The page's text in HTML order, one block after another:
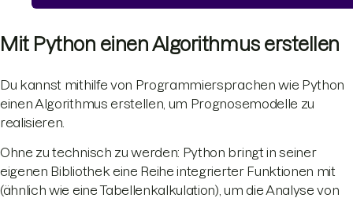
Mit Python einen Algorithmus erstellen
Du kannst mithilfe von Programmiersprachen wie Python
einen Algorithmus erstellen, um Prognosemodelle zu
realisieren.
Ohne zu technisch zu werden: Python bringt in seiner
eigenen Bibliothek eine Reihe integrierter Funktionen mit
(ähnlich wie eine Tabellenkalkulation), um die Analyse von